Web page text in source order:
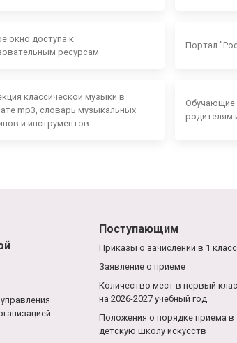
окно доступа к
ресурсам
Портал
классической музыки в
mp3, словарь музыкальных
и инструментов.
Обучающие
родителям
Поступающим
Приказы о зачислении в 1 класс
Заявление о приеме
Количество мест в первый
на 2026-2027 учебный год
Положения о порядке приема в
детскую школу искусств